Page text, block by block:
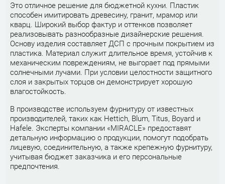
Это отличное решение для бюджетной кухни. Пластик
способен имитировать древесину, гранит, мрамор или
кварц. Широкий выбор фактур и оттенков позволяет
реализовывать разнообразные дизайнерские решения.
Основу изделия составляет ДСП с прочным покрытием из
пластика. Материал служит длительное время, устойчив к
механическим повреждениям, не выгорает под прямыми
солнечными лучами. При условии целостности защитного
слоя и закрытых торцов он демонстрирует хорошую
влагостойкость.
В производстве используем фурнитуру от известных
производителей, таких как Hettich, Blum, Titus, Boyard и
Hafele. Эксперты компании «MIRACLE» предоставят
детальную информацию о продукции, помогут подобрать
лицевую, соединительную, а также крепежную фурнитуру,
учитывая бюджет заказчика и его персональные
предпочтения.